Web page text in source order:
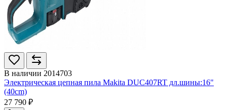
В наличии 2014703
Электрическая цепная пила Makita DUC407RT дл.шины:16"
(40cm)
27 790 ₽